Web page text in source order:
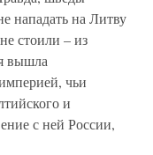
нападать на Литву
стоили – из
вышла
чьи
и
с ней России,